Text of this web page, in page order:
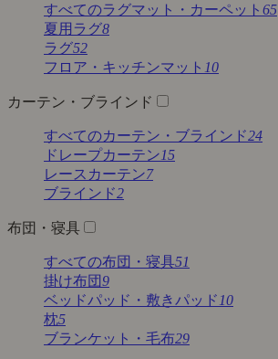
すべてのラグマット・カーペット 65
夏用ラグ8
ラグ52
フロア・キッチンマット 10
カーテン・ブラインド
すべてのカーテン・ブラインド24
ドレープカーテン15
レースカーテン7
ブラインド2
布団・寝具
すべての布団・寝具51
掛け布団9
ベッドパッド・敷きパッド 10
枕5
ブランケット・毛布29